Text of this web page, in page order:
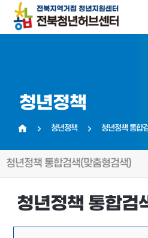
청년정책
청년정책 청년정책 통합
청년정책 통합검색(맞춤형검색)
청년정책 통합검